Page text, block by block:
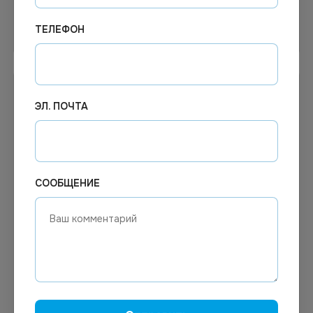
Узнать цену
Цена по запросу
201-76 МЕШОК 25 КГ
автомат 6 кг
ТЕЛЕФОН
ЭЛ. ПОЧТА
СООБЩЕНИЕ